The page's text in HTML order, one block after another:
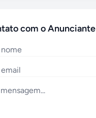
com o Anunciante